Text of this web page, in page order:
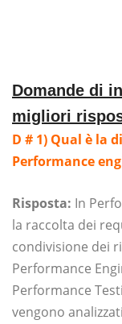
Domande di
migliori
D # 1) Qual è la
Performance
Risposta: In
la raccolta dei
condivisione dei
Performance
Performance
vengono